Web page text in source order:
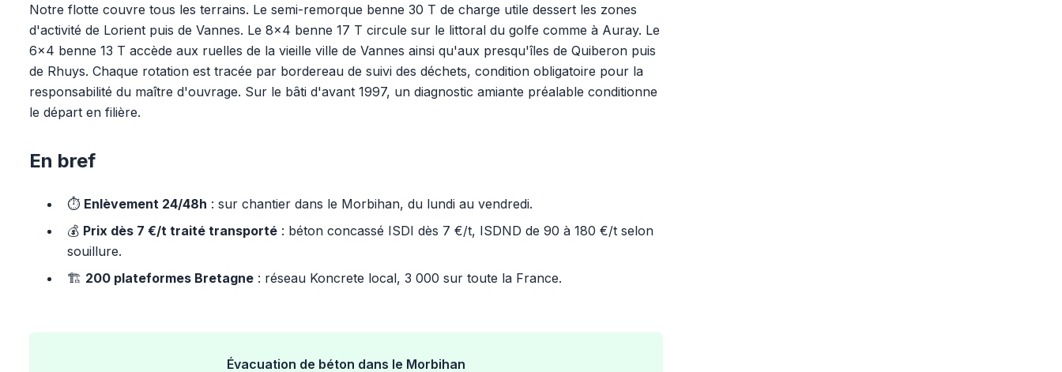
Notre flotte couvre tous les terrains. Le semi-remorque benne 30 T de charge utile dessert les zones
d'activité de Lorient puis de Vannes. Le 8x4 benne 17 T circule sur le littoral du golfe comme à Auray. Le
6x4 benne 13 T accède aux ruelles de la vieille ville de Vannes ainsi qu'aux presqu'îles de Quiberon puis
de Rhuys. Chaque rotation est tracée par bordereau de suivi des déchets, condition obligatoire pour la
responsabilité du maître d'ouvrage. Sur le bâti d'avant 1997, un diagnostic amiante préalable conditionne
le départ en filière.
En bref
⏱️ Enlèvement 24/48h : sur chantier dans le Morbihan, du lundi au vendredi.
💰 Prix dès 7 €/t traité transporté : béton concassé ISDI dès 7 €/t, ISDND de 90 à 180 €/t selon
souillure.
🏗️ 200 plateformes Bretagne : réseau Koncrete local, 3 000 sur toute la France.
Évacuation de béton dans le Morbihan